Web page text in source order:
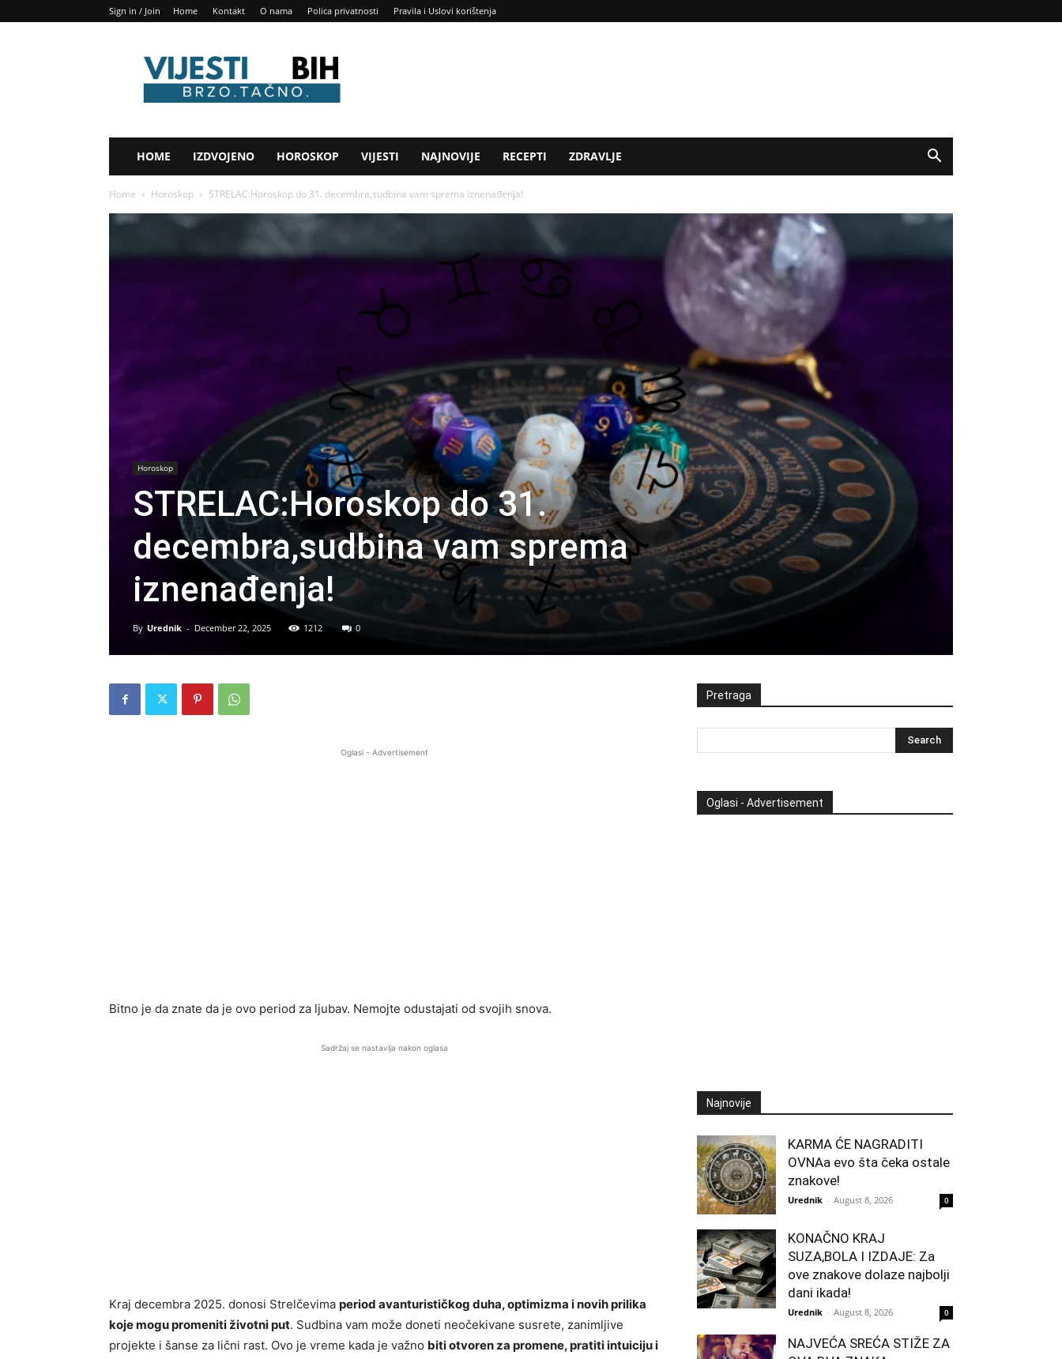
Sign in / Join Home Kontakt O nama Polica privatnosti Pravila i Uslovi korištenja
BIH
HOME IZDVOJENO HOROSKOP VIJESTI NAJNOVIJE RECEPTI ZDRAVLJE
Home Horoskop STRELAC:Horoskop do 31. decembra,sudbina vam sprema iznenađenja!
Horoskop
STRELAC:Horoskop do 31.
decembra,sudbina vam sprema
iznenađenja!
By Urednik - December 22, 2025 1212 0
Oglasi - Advertisement
Bitno je da znate da je ovo period za ljubav. Nemojte odustajati od svojih snova.
Sadržaj se nastavlja nakon oglasa
Kraj decembra 2025. donosi Strelčevima period avanturističkog duha, optimizma i novih prilika
koje mogu promeniti životni put. Sudbina vam može doneti neočekivane susrete, zanimljive
projekte i šanse za lični rast. Ovo je vreme kada je važno biti otvoren za promene, pratiti intuiciju i
Pretraga
Oglasi - Advertisement
Najnovije
KARMA ĆE NAGRADITI
OVNAa evo šta čeka ostale
znakove!
Urednik - August 8, 2026 0
KONAČNO KRAJ
SUZA,BOLA I IZDAJE: Za
ove znakove dolaze najbolji
dani ikada!
Urednik - August 8, 2026 0
NAJVEĆA SREĆA STIŽE ZA